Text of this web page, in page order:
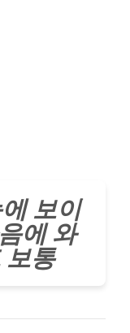
보이
에 와
보통